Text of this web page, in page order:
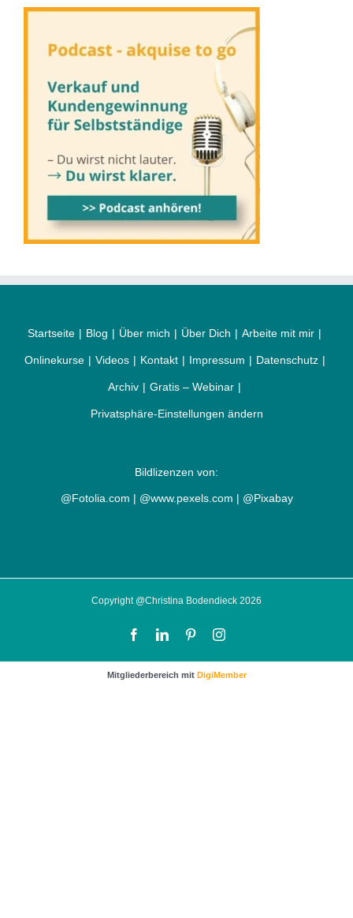
Startseite Blog Über mich Über Dich Arbeite mit mir
Onlinekurse Videos Kontakt Impressum Datenschutz
Archiv Gratis – Webinar
Privatsphäre-Einstellungen ändern
Bildlizenzen von:
@Fotolia.com | @www.pexels.com | @Pixabay
Copyright @Christina Bodendieck 2026
FacebookLinkedInPinterestInstagram
Mitgliederbereich mit DigiMember